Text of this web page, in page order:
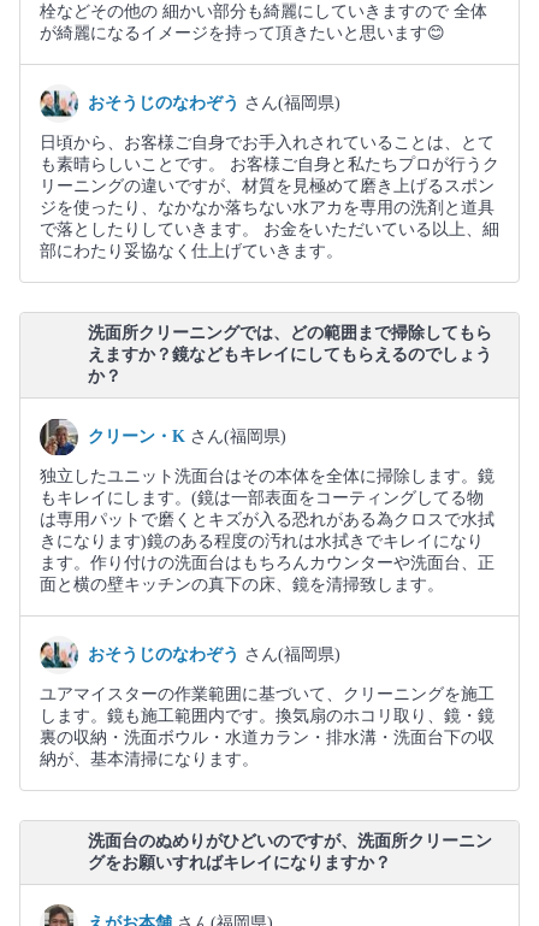
栓などその他の 細かい部分も綺麗にしていきますので 全体
が綺麗になるイメージを持って頂きたいと思います😊
おそうじのなわぞう さん(福岡県)
日頃から、お客様ご自身でお手入れされていることは、とて
も素晴らしいことです。 お客様ご自身と私たちプロが行うク
リーニングの違いですが、材質を見極めて磨き上げるスポン
ジを使ったり、なかなか落ちない水アカを専用の洗剤と道具
で落としたりしていきます。 お金をいただいている以上、細
部にわたり妥協なく仕上げていきます。
洗面所クリーニングでは、どの範囲まで掃除してもら
えますか？鏡などもキレイにしてもらえるのでしょう
か？
クリーン・K さん(福岡県)
独立したユニット洗面台はその本体を全体に掃除します。鏡
もキレイにします。(鏡は一部表面をコーティングしてる物
は専用パットで磨くとキズが入る恐れがある為クロスで水拭
きになります)鏡のある程度の汚れは水拭きでキレイになり
ます。作り付けの洗面台はもちろんカウンターや洗面台、正
面と横の壁キッチンの真下の床、鏡を清掃致します。
おそうじのなわぞう さん(福岡県)
ユアマイスターの作業範囲に基づいて、クリーニングを施工
します。鏡も施工範囲内です。換気扇のホコリ取り、鏡・鏡
裏の収納・洗面ボウル・水道カラン・排水溝・洗面台下の収
納が、基本清掃になります。
洗面台のぬめりがひどいのですが、洗面所クリーニン
グをお願いすればキレイになりますか？
えがお本舗 さん(福岡県)